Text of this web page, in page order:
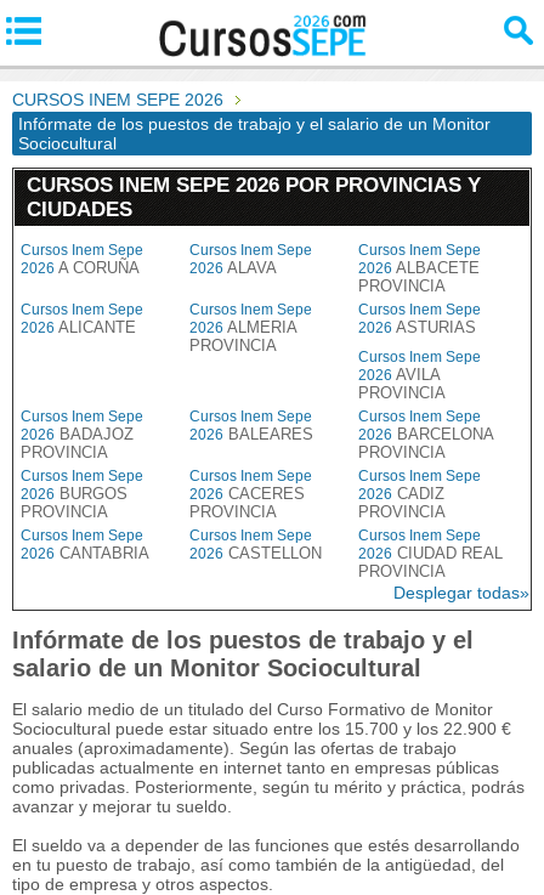
CURSOS INEM SEPE 2026
Infórmate de los puestos de trabajo y el salario de un Monitor
Sociocultural
CURSOS INEM SEPE 2026 POR PROVINCIAS Y
CIUDADES
Cursos Inem Sepe
2026 A CORUÑA
Cursos Inem Sepe
2026 ALAVA
Cursos Inem Sepe
2026 ALBACETE
PROVINCIA
Cursos Inem Sepe
2026 ALICANTE
Cursos Inem Sepe
2026 ALMERIA
PROVINCIA
Cursos Inem Sepe
2026 ASTURIAS
Cursos Inem Sepe
2026 AVILA
PROVINCIA
Cursos Inem Sepe
2026 BADAJOZ
PROVINCIA
Cursos Inem Sepe
2026 BALEARES
Cursos Inem Sepe
2026 BARCELONA
PROVINCIA
Cursos Inem Sepe
2026 BURGOS
PROVINCIA
Cursos Inem Sepe
2026 CACERES
PROVINCIA
Cursos Inem Sepe
2026 CADIZ
PROVINCIA
Cursos Inem Sepe
2026 CANTABRIA
Cursos Inem Sepe
2026 CASTELLON
Cursos Inem Sepe
2026 CIUDAD REAL
PROVINCIA
Desplegar todas»
Infórmate de los puestos de trabajo y el
salario de un Monitor Sociocultural
El salario medio de un titulado del Curso Formativo de Monitor
Sociocultural puede estar situado entre los 15.700 y los 22.900 €
anuales (aproximadamente). Según las ofertas de trabajo
publicadas actualmente en internet tanto en empresas públicas
como privadas. Posteriormente, según tu mérito y práctica, podrás
avanzar y mejorar tu sueldo.
El sueldo va a depender de las funciones que estés desarrollando
en tu puesto de trabajo, así como también de la antigüedad, del
tipo de empresa y otros aspectos.